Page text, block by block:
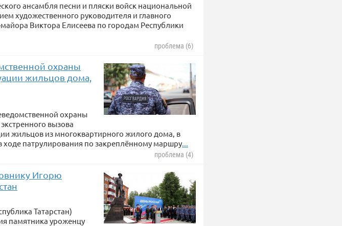
ансамбля песни и пляски войск национальной
художественного руководителя и главного
Виктора Елисеева по городам Республики
проблема (6)
охраны
жильцов дома,
охраны
вызова
жильцов из многоквартирного жилого дома, в
патрулирования по закреплённому маршру
проблема (4)
Игорю
Татарстан)
памятника уроженцу